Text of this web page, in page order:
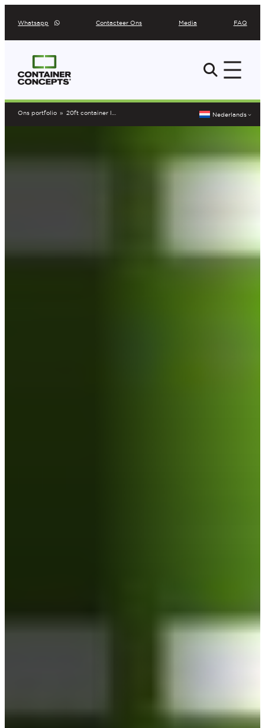
naar
inhoud
Whatsapp Contacteer Ons Media FAQ
Ons portfolio » 20ft container lounge met overkapping Nederlands